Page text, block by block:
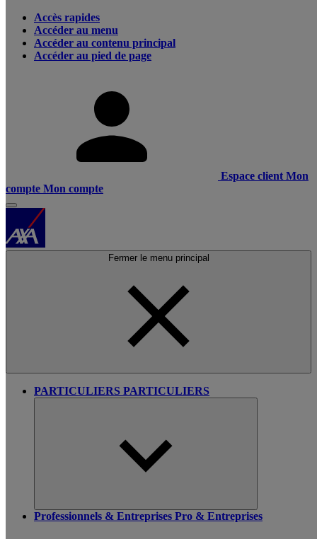
Accès rapides
Accéder au menu
Accéder au contenu principal
Accéder au pied de page
Espace client Mon
compte Mon compte
Fermer le menu principal
PARTICULIERS PARTICULIERS
Professionnels & Entreprises Pro & Entreprises